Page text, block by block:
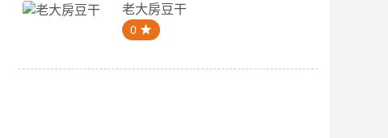
老大房豆干
0